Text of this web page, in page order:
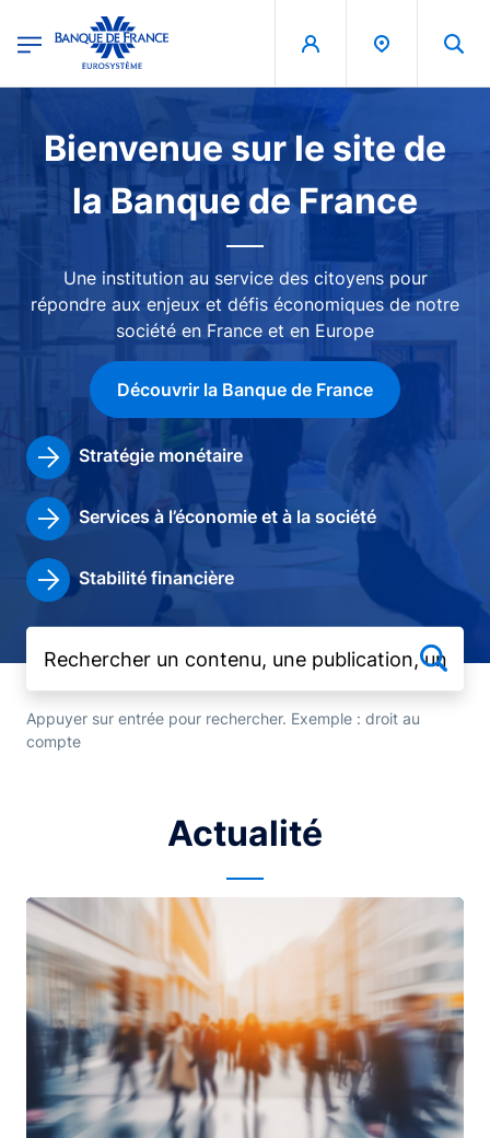
Banque de France - Menu Principal
Bienvenue sur le site de
la Banque de France
Une institution au service des citoyens pour
répondre aux enjeux et défis économiques de notre
société en France et en Europe
Découvrir la Banque de France
Stratégie monétaire
Services à l’économie et à la société
Stabilité financière
Appuyer sur entrée pour rechercher. Exemple : droit au
compte
Actualité
Image